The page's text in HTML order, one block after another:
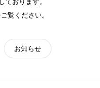
覧ください。
お知らせ